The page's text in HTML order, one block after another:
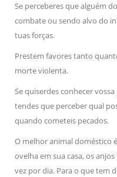
Se perceberes que alguém
combate ou sendo alvo do
tuas forças.
Prestem favores tanto
morte violenta.
Se quiserdes conhecer
tendes que perceber qual
quando cometeis pecados.
O melhor animal doméstico
ovelha em sua casa, os
vez por dia. Para o que tem